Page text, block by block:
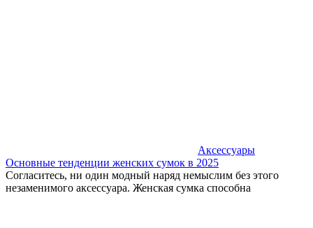
Аксессуары
Основные тенденции женских сумок в 2025
Согласитесь, ни один модный наряд немыслим без этого
незаменимого аксессуара. Женская сумка способна